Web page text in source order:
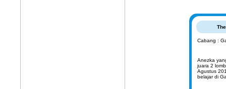
Cabang :
Anezka
juara 2
Agustus
belajar di